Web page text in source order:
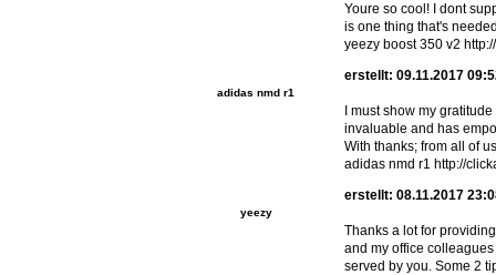
Youre so cool! I dont
is one thing that's
yeezy boost 350 v2
adidas nmd r1
erstellt: 09.11.2017
I must show my
invaluable and has
With thanks; from all of
adidas nmd r1 http://
yeezy
erstellt: 08.11.2017
Thanks a lot for
and my office
served by you. Some 2